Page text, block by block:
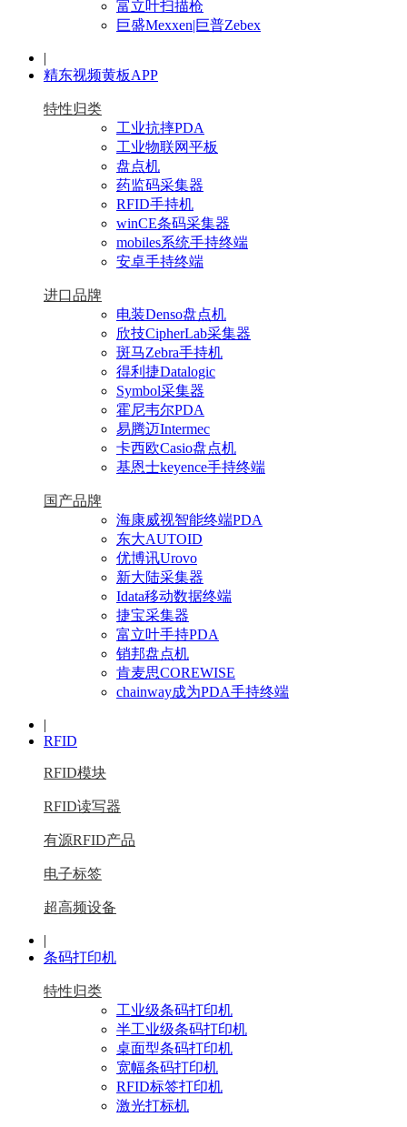
富立叶扫描枪
巨盛Mexxen|巨普Zebex
|
精东视频黄板APP
特性归类
工业抗摔PDA
工业物联网平板
盘点机
药监码采集器
RFID手持机
winCE条码采集器
mobiles系统手持终端
安卓手持终端
进口品牌
电装Denso盘点机
欣技CipherLab采集器
斑马Zebra手持机
得利捷Datalogic
Symbol采集器
霍尼韦尔PDA
易腾迈Intermec
卡西欧Casio盘点机
基恩士keyence手持终端
国产品牌
海康威视智能终端PDA
东大AUTOID
优博讯Urovo
新大陆采集器
Idata移动数据终端
捷宝采集器
富立叶手持PDA
销邦盘点机
肯麦思COREWISE
chainway成为PDA手持终端
|
RFID
RFID模块
RFID读写器
有源RFID产品
电子标签
超高频设备
|
条码打印机
特性归类
工业级条码打印机
半工业级条码打印机
桌面型条码打印机
宽幅条码打印机
RFID标签打印机
激光打标机